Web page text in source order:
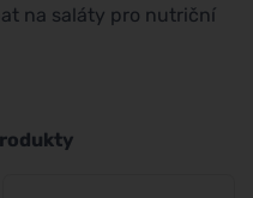
na saláty pro nutriční